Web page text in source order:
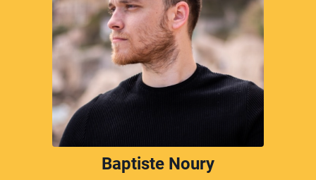
Baptiste Noury